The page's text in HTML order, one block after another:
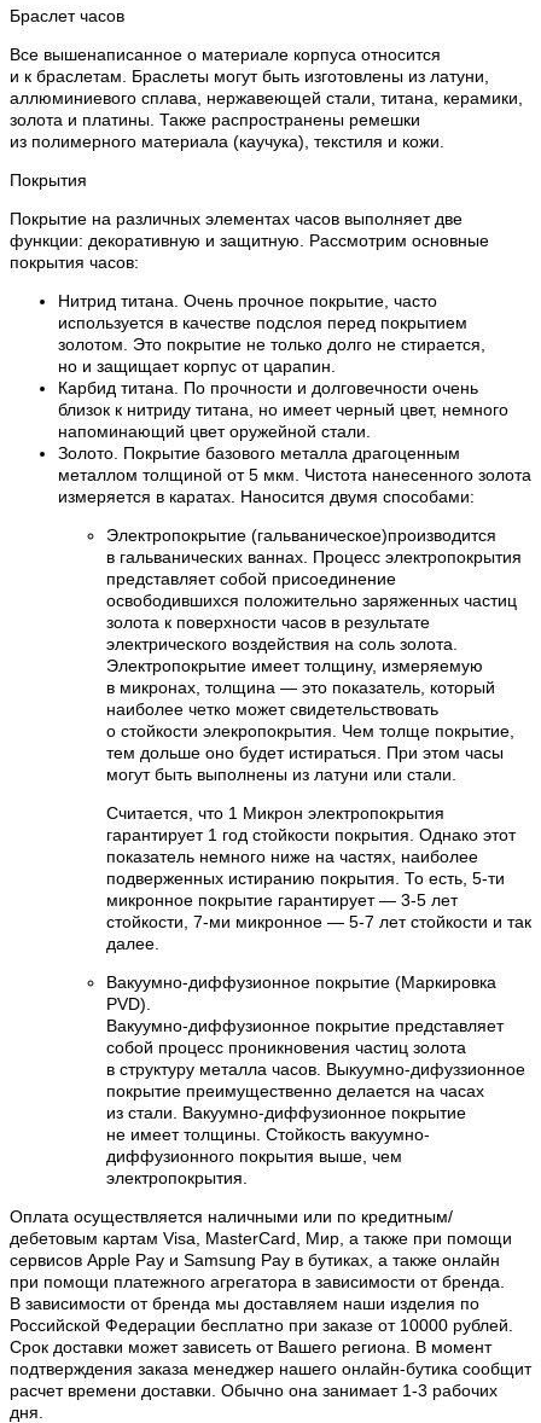
Браслет часов
Все вышенаписанное о материале корпуса относится
и к браслетам. Браслеты могут быть изготовлены из латуни,
аллюминиевого сплава, нержавеющей стали, титана, керамики,
золота и платины. Также распространены ремешки
из полимерного материала (каучука), текстиля и кожи.
Покрытия
Покрытие на различных элементах часов выполняет две
функции: декоративную и защитную. Рассмотрим основные
покрытия часов:
Нитрид титана. Очень прочное покрытие, часто
используется в качестве подслоя перед покрытием
золотом. Это покрытие не только долго не стирается,
но и защищает корпус от царапин.
Карбид титана. По прочности и долговечности очень
близок к нитриду титана, но имеет черный цвет, немного
напоминающий цвет оружейной стали.
Золото. Покрытие базового металла драгоценным
металлом толщиной от 5 мкм. Чистота нанесенного золота
измеряется в каратах. Наносится двумя способами:
Электропокрытие (гальваническое)производится
в гальванических ваннах. Процесс электропокрытия
представляет собой присоединение
освободившихся положительно заряженных частиц
золота к поверхности часов в результате
электрического воздействия на соль золота.
Электропокрытие имеет толщину, измеряемую
в микронах, толщина — это показатель, который
наиболее четко может свидетельствовать
о стойкости элекропокрытия. Чем толще покрытие,
тем дольше оно будет истираться. При этом часы
могут быть выполнены из латуни или стали.
Считается, что 1 Микрон электропокрытия
гарантирует 1 год стойкости покрытия. Однако этот
показатель немного ниже на частях, наиболее
подверженных истиранию покрытия. То есть, 5-ти
микронное покрытие гарантирует — 3-5 лет
стойкости, 7-ми микронное — 5-7 лет стойкости и так
далее.
Вакуумно-диффузионное покрытие (Маркировка
PVD).
Вакуумно-диффузионное покрытие представляет
собой процесс проникновения частиц золота
в структуру металла часов. Выкуумно-дифуззионное
покрытие преимущественно делается на часах
из стали. Вакуумно-диффузионное покрытие
не имеет толщины. Стойкость вакуумно-
диффузионного покрытия выше, чем
электропокрытия.
Оплата осуществляется наличными или по кредитным/
дебетовым картам Visa, MasterCard, Мир, а также при помощи
сервисов Apple Pay и Samsung Pay в бутиках, а также онлайн
при помощи платежного агрегатора в зависимости от бренда.
В зависимости от бренда мы доставляем наши изделия по
Российской Федерации бесплатно при заказе от 10000 рублей.
Срок доставки может зависеть от Вашего региона. В момент
подтверждения заказа менеджер нашего онлайн-бутика сообщит
расчет времени доставки. Обычно она занимает 1-3 рабочих
дня.